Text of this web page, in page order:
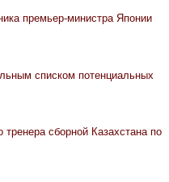
премьер-министра Японии
списком потенциальных
сборной Казахстана по